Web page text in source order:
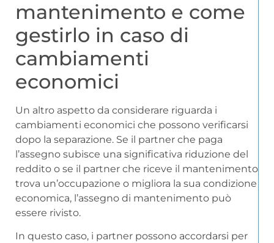
mantenimento e come
gestirlo in caso di
cambiamenti
economici
Un altro aspetto da considerare riguarda i
cambiamenti economici che possono verificarsi
dopo la separazione. Se il partner che paga
l’assegno subisce una significativa riduzione del
reddito o se il partner che riceve il mantenimento
trova un’occupazione o migliora la sua condizione
economica, l’assegno di mantenimento può
essere rivisto.
In questo caso, i partner possono accordarsi per